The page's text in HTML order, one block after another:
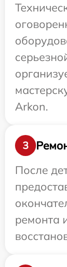
Arkon.
3
После
ремонта